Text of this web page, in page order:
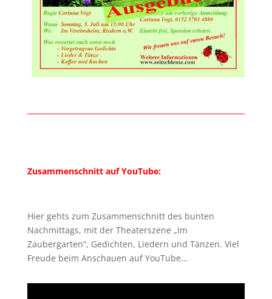
Zusammenschnitt auf YouTube:
Hier gehts zum Zusammenschnitt des bunten
Nachmittags, mit der Theaterszene „Im
Zaubergarten“, Gedichten, Liedern und Tänzen. Viel
Freude beim Anschauen auf YouTube…